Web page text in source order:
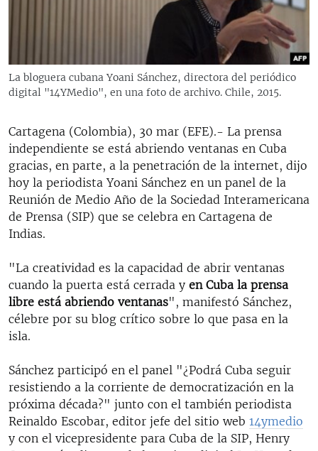
ESPECIALES
LA REALIDAD DE LA VIVIENDA EN CUBA
KENTU-CUBANO
LOS SANTOS DE HIALEAH
DESINFORMACIÓN RUSA EN AMÉRICA LATINA
LA INVASIÓN DE RUSIA A UCRANIA
MULTIMEDIA
EDITORIALES
SÍGUENOS
La bloguera cubana Yoani Sánchez, directora del periódico
digital "14YMedio", en una foto de archivo. Chile, 2015.
Cartagena (Colombia), 30 mar (EFE).- La prensa
independiente se está abriendo ventanas en Cuba
gracias, en parte, a la penetración de la internet, dijo
hoy la periodista Yoani Sánchez en un panel de la
Reunión de Medio Año de la Sociedad Interamericana
de Prensa (SIP) que se celebra en Cartagena de
Indias.
"La creatividad es la capacidad de abrir ventanas
cuando la puerta está cerrada y en Cuba la prensa
libre está abriendo ventanas", manifestó Sánchez,
célebre por su blog crítico sobre lo que pasa en la
isla.
Sánchez participó en el panel "¿Podrá Cuba seguir
resistiendo a la corriente de democratización en la
próxima década?" junto con el también periodista
Reinaldo Escobar, editor jefe del sitio web 14ymedio
y con el vicepresidente para Cuba de la SIP, Henry